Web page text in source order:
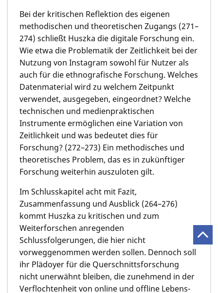
Bei der kritischen Reflektion des eigenen
methodischen und theoretischen Zugangs (271–
274) schließt Huszka die digitale Forschung ein.
Wie etwa die Problematik der Zeitlichkeit bei der
Nutzung von Instagram sowohl für Nutzer als
auch für die ethnografische Forschung. Welches
Datenmaterial wird zu welchem Zeitpunkt
verwendet, ausgegeben, eingeordnet? Welche
technischen und medienpraktischen
Instrumente ermöglichen eine Variation von
Zeitlichkeit und was bedeutet dies für
Forschung? (272–273) Ein methodisches und
theoretisches Problem, das es in zukünftiger
Forschung weiterhin auszuloten gilt.
Im Schlusskapitel acht mit Fazit,
Zusammenfassung und Ausblick (264–276)
kommt Huszka zu kritischen und zum
Weiterforschen anregenden
Schlussfolgerungen, die hier nicht
vorweggenommen werden sollen. Dennoch soll
ihr Plädoyer für die Querschnittsforschung
nicht unerwähnt bleiben, die zunehmend in der
Verflochtenheit von online und offline Lebens-